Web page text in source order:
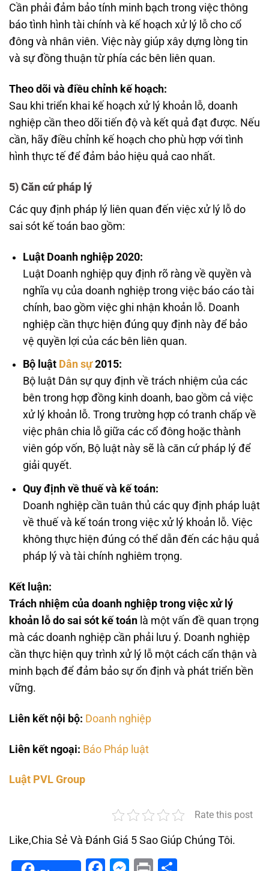
Cần phải đảm bảo tính minh bạch trong việc thông
báo tình hình tài chính và kế hoạch xử lý lỗ cho cổ
đông và nhân viên. Việc này giúp xây dựng lòng tin
và sự đồng thuận từ phía các bên liên quan.
Theo dõi và điều chỉnh kế hoạch:
Sau khi triển khai kế hoạch xử lý khoản lỗ, doanh
nghiệp cần theo dõi tiến độ và kết quả đạt được. Nếu
cần, hãy điều chỉnh kế hoạch cho phù hợp với tình
hình thực tế để đảm bảo hiệu quả cao nhất.
5) Căn cứ pháp lý
Các quy định pháp lý liên quan đến việc xử lý lỗ do
sai sót kế toán bao gồm:
Luật Doanh nghiệp 2020:
Luật Doanh nghiệp quy định rõ ràng về quyền và
nghĩa vụ của doanh nghiệp trong việc báo cáo tài
chính, bao gồm việc ghi nhận khoản lỗ. Doanh
nghiệp cần thực hiện đúng quy định này để bảo
vệ quyền lợi của các bên liên quan.
Bộ luật Dân sự2015:
Bộ luật Dân sự quy định về trách nhiệm của các
bên trong hợp đồng kinh doanh, bao gồm cả việc
xử lý khoản lỗ. Trong trường hợp có tranh chấp về
việc phân chia lỗ giữa các cổ đông hoặc thành
viên góp vốn, Bộ luật này sẽ là căn cứ pháp lý để
giải quyết.
Quy định về thuế và kế toán:
Doanh nghiệp cần tuân thủ các quy định pháp luật
về thuế và kế toán trong việc xử lý khoản lỗ. Việc
không thực hiện đúng có thể dẫn đến các hậu quả
pháp lý và tài chính nghiêm trọng.
Kết luận:
Trách nhiệm của doanh nghiệp trong việc xử lý
khoản lỗ do sai sót kế toán là một vấn đề quan trọng
mà các doanh nghiệp cần phải lưu ý. Doanh nghiệp
cần thực hiện quy trình xử lý lỗ một cách cẩn thận và
minh bạch để đảm bảo sự ổn định và phát triển bền
vững.
Liên kết nội bộ: Doanh nghiệp
Liên kết ngoại: Báo Pháp luật
Luật PVL Group
Rate this post
Like,Chia Sẻ Và Đánh Giá 5 Sao Giúp Chúng Tôi.